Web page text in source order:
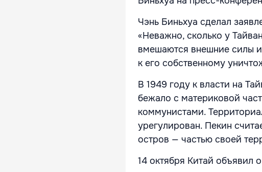
Чэнь Биньхуа сделал
«Неважно, сколько у
вмешаются внешние силы
к его собственному
В 1949 году к власти на
бежало с материковой
коммунистами.
урегулирован. Пекин
остров — частью своей
14 октября Китай объявил